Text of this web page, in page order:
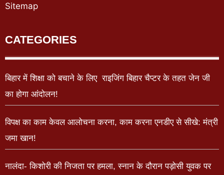
Sitemap
CATEGORIES
बिहार में शिक्षा को बचाने के लिए राइजिंग बिहार चैप्टर के तहत जेन जी
का होगा आंदोलन!
विपक्ष का काम केवल आलोचना करना, काम करना एनडीए से सीखे: मंत्री
जमा खान!
नालंदा- किशोरी की निजता पर हमला, स्नान के दौरान पड़ोसी युवक पर